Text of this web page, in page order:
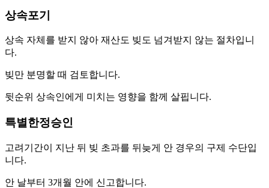
상속포기
상속 자체를 받지 않아 재산도 빚도 넘겨받지 않는 절차입니
다.
빚만 분명할 때 검토합니다.
뒷순위 상속인에게 미치는 영향을 함께 살핍니다.
특별한정승인
고려기간이 지난 뒤 빚 초과를 뒤늦게 안 경우의 구제 수단입
니다.
안 날부터 3개월 안에 신고합니다.